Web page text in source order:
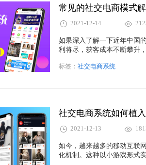
常见的社交电商模式
2021-12-14
如果深入了解一下近年中国
利将尽，获客成本不断攀升
解决方案。
标签： 社交电商系统
社交电商系统如何植
2021-12-13
如今，越来越多的移动互联
化机制。这种以小游戏形式